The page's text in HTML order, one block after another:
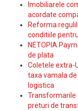
Imobiliarele
acordate
Reforma
conditiile
NETOPIA
de plata
Coletele extra-
taxa vamala
logistica
Transformarile
preturi de